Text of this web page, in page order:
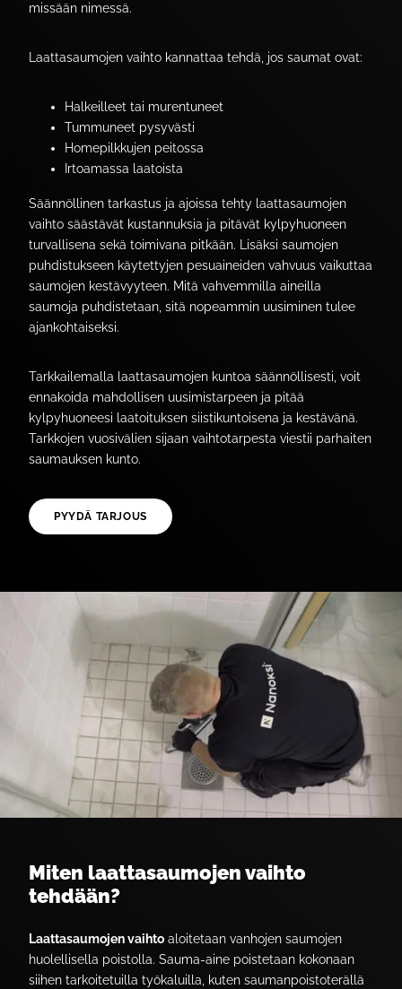
missään nimessä.
Laattasaumojen vaihto kannattaa tehdä, jos saumat ovat:
Halkeilleet tai murentuneet
Tummuneet pysyvästi
Homepilkkujen peitossa
Irtoamassa laatoista
Säännöllinen tarkastus ja ajoissa tehty laattasaumojen
vaihto säästävät kustannuksia ja pitävät kylpyhuoneen
turvallisena sekä toimivana pitkään. Lisäksi saumojen
puhdistukseen käytettyjen pesuaineiden vahvuus vaikuttaa
saumojen kestävyyteen. Mitä vahvemmilla aineilla
saumoja puhdistetaan, sitä nopeammin uusiminen tulee
ajankohtaiseksi.
Tarkkailemalla laattasaumojen kuntoa säännöllisesti, voit
ennakoida mahdollisen uusimistarpeen ja pitää
kylpyhuoneesi laatoituksen siistikuntoisena ja kestävänä.
Tarkkojen vuosivälien sijaan vaihtotarpesta viestii parhaiten
saumauksen kunto.
PYYDÄ TARJOUS
Miten laattasaumojen vaihto
tehdään?
Laattasaumojen vaihto aloitetaan vanhojen saumojen
huolellisella poistolla. Sauma-aine poistetaan kokonaan
siihen tarkoitetuilla työkaluilla, kuten saumanpoistoterällä